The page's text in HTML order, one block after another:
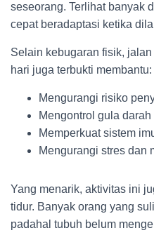
seseorang. Terlihat banyak
cepat beradaptasi ketika
Selain kebugaran fisik,
hari juga terbukti membantu:
Mengurangi risiko
Mengontrol gula darah
Memperkuat sistem
Mengurangi stres dan
Yang menarik, aktivitas ini
tidur. Banyak orang yang
padahal tubuh belum